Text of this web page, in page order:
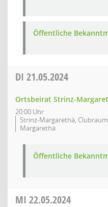
Öffentliche
DI 21.05.2024
Ortsbeirat Strinz-
20:00 Uhr
Strinz-Margarethä,
Margarethä
Öffentliche
MI 22.05.2024